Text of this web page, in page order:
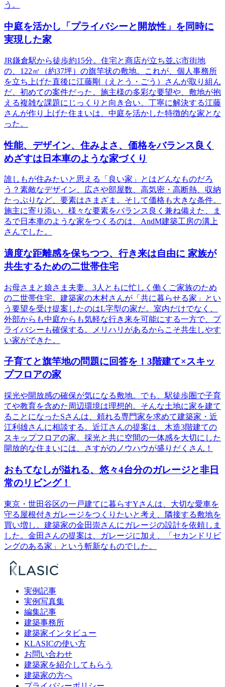
う。
中庭を活かし「プライバシーと開放性」を同時に
実現した家
JR鎌倉駅から徒歩約15分。住宅と商店が立ち並ぶ市街地
の、122㎡（約37坪）の旗竿状の敷地。これが、個人事務所
を立ち上げた直後に江藤剛（えとう・ごう）さんが取り組ん
だ、初めての案件だった。施主様の多彩な要望や、敷地が抱
える複雑な課題にじっくりと向き合い、丁寧に解決する江藤
さんが作り上げた住まいは、中庭を活かした特徴的な家とな
った。
性能、デザイン、住みよさ、価格をバランス良く
めざすは日本車のような家づくり
誰しもが住みたいと思える「良い家」とはどんなものだろ
う？素敵なデザイン、広さや部屋数、高気密・高断熱、収納
たっぷりなど、要素はさまざま。そして価格も大きな条件。
施主に寄り添い、様々な要素をバランス良く兼ね備えた、ま
るで日本車のような家をつくるのは、AndM建築工房の溝上
さんでした。
適度な距離感を保ちつつ、行き来は自由に 家族が
共生するための二世帯住宅
お母さまと娘さま夫妻、3人ともに忙しく働くご家族のため
の二世帯住宅。建築家の木村さんが「共に暮らせる家」とい
う要望を受け提案したのはL字型の家だ。室内だけでなく、
外部からも中庭からも気軽な行き来を可能にする一方で、プ
ライバシーも確保する。メリハリがあるからこそ共生しやす
い家ができた。
子育てと旗竿地の問題に回答を！3階建て×スキッ
プフロアの家
採光や開放感の確保が気になる敷地。でも、駅徒歩圏で子育
てや教育を含めた周辺環境は理想的。そんな土地に家を建て
ることになったSさんは、頼れる専門家を求めて建築家・近
江利雄さんに相談する。近江さんの提案は、木造3階建ての
スキップフロアの家。採光と共に空間の一体感を大切にした
開放的な住まいには、さすがのノウハウが盛りだくさん！
おもてなしが溢れる、悠々4台分のガレージと非日
常のリビング！
東京・世田谷区の一戸建てに暮らすYさんは、大切な愛車を
守る屋根付きガレージをつくりたいと考え、隣接する敷地を
買い増し。建築家の金田崇さんにガレージの設計を依頼しま
した。金田さんの提案は、ガレージに加え、「セカンドリビ
ングのある家」という斬新なものでした。
実例記事
実例写真集
編集記事
建築事務所
建築家インタビュー
KLASICの使い方
お問い合わせ
建築家を紹介してもらう
建築家の方へ